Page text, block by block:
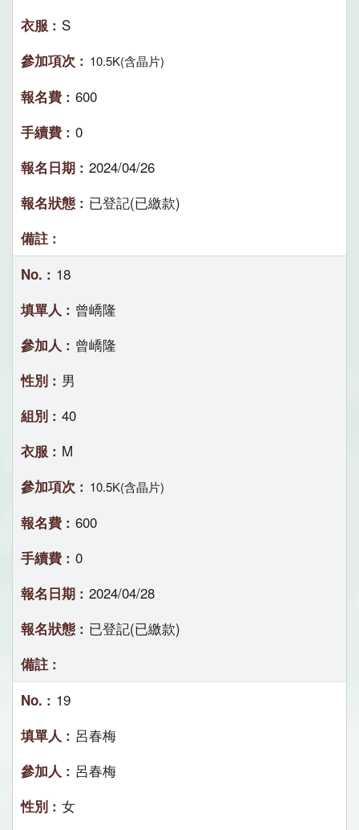
S
10.5K(含晶片)
600
0
2024/04/26
已登記(已繳款)
18
曾嶠隆
曾嶠隆
男
40
M
10.5K(含晶片)
600
0
2024/04/28
已登記(已繳款)
19
呂春梅
呂春梅
女